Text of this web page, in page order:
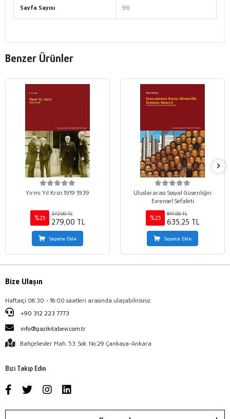
Sayfa Sayısı 96
Benzer Ürünler
Yirmi Yıl Krizi 1919 1939
%25
372,00 TL
279,00 TL
Sepete Ekle
Uluslararası Sosyal Güvenliğin
Evrensel Sefaleti
%25
847,00 TL
635,25 TL
Sepete Ekle
Bize Ulaşın
Haftaiçi 08:30 - 18:00 saatleri arasında ulaşabilirsiniz.
+90 312 223 7773
info@gazikitabevi.com.tr
Bahçelievler Mah. 53. Sok. No:29 Çankaya-Ankara
Bizi Takip Edin